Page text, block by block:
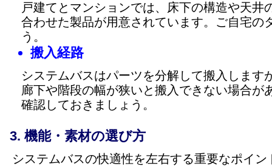
戸建てとマンションでは、床下の構造や天井
合わせた製品が用意されています。ご自宅の
う。
搬入経路
システムバスはパーツを分解して搬入します
廊下や階段の幅が狭いと搬入できない場合が
確認しておきましょう。
機能・素材の選び方
システムバスの快適性を左右する重要なポイン